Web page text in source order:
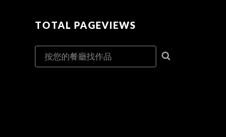
TOTAL PAGEVIEWS